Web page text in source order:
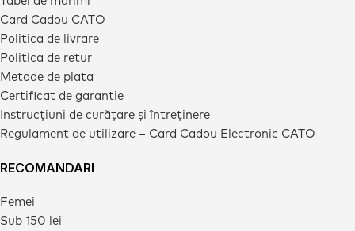
Card Cadou CATO
Politica de livrare
Politica de retur
Metode de plata
Certificat de garantie
Instrucțiuni de curățare și întreținere
Regulament de utilizare – Card Cadou Electronic CATO
RECOMANDARI
Femei
Sub 150 lei